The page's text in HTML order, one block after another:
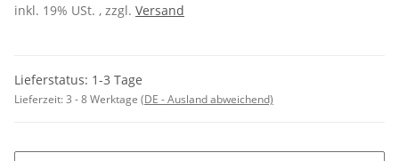
inkl. 19% USt. , zzgl. Versand
Lieferstatus: 1-3 Tage
Lieferzeit:3 - 8 Werktage (DE - Ausland abweichend)